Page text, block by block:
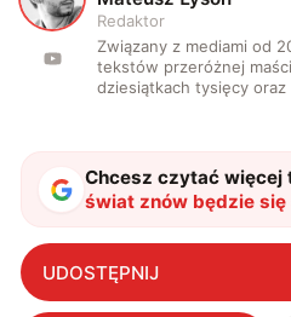
Redaktor
Związany z mediami od
tekstów przeróżnej
dziesiątkach tysięcy
Chcesz czytać więcej
świat znów będzie się
bieg trafia do napędu
UDOSTĘPNIJ